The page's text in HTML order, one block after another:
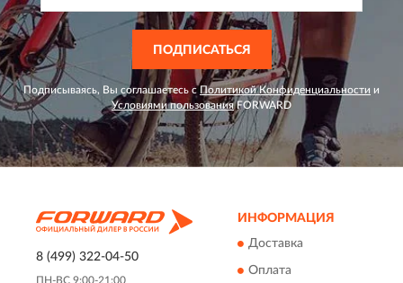
ПОДПИСАТЬСЯ
Подписываясь, Вы соглашаетесь с Политикой Конфиденциальности и
Условиями пользованияFORWARD
8 (499) 322-04-50
ПН-ВС 9:00-21:00
ИНФОРМАЦИЯ
Доставка
Оплата